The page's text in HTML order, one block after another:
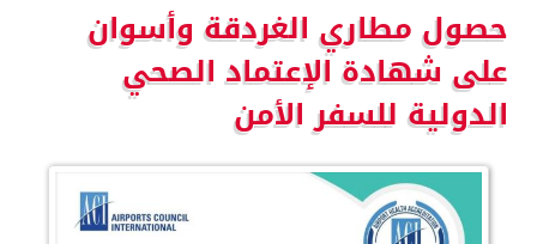
حصول مطاري الغردقة وأسوان
على شهادة الإعتماد الصحي
الدولية للسفر الأمن